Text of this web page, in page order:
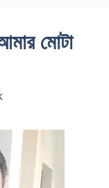
মোটা